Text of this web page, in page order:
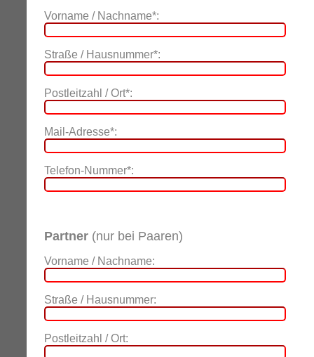
Vorname / Nachname*:
Straße / Hausnummer*:
Postleitzahl / Ort*:
Mail-Adresse*:
Telefon-Nummer*:
Partner (nur bei Paaren)
Vorname / Nachname:
Straße / Hausnummer:
Postleitzahl / Ort: